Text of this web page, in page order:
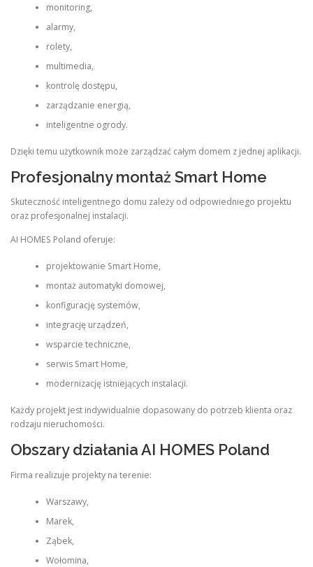
monitoring,
alarmy,
rolety,
multimedia,
kontrolę dostępu,
zarządzanie energią,
inteligentne ogrody.
Dzięki temu użytkownik może zarządzać całym domem z jednej aplikacji.
Profesjonalny montaż Smart Home
Skuteczność inteligentnego domu zależy od odpowiedniego projektu
oraz profesjonalnej instalacji.
AI HOMES Poland oferuje:
projektowanie Smart Home,
montaż automatyki domowej,
konfigurację systemów,
integrację urządzeń,
wsparcie techniczne,
serwis Smart Home,
modernizację istniejących instalacji.
Każdy projekt jest indywidualnie dopasowany do potrzeb klienta oraz
rodzaju nieruchomości.
Obszary działania AI HOMES Poland
Firma realizuje projekty na terenie:
Warszawy,
Marek,
Ząbek,
Wołomina,